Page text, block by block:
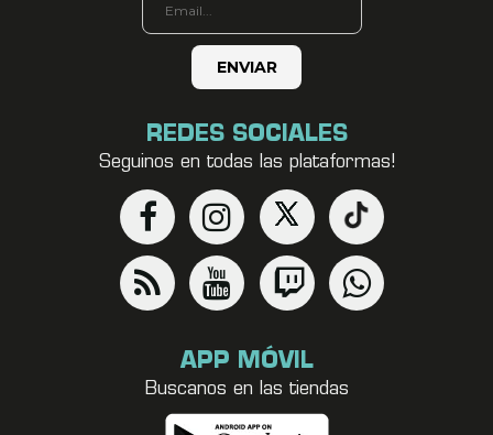
REDES SOCIALES
Seguinos en todas las plataformas!
APP MÓVIL
Buscanos en las tiendas